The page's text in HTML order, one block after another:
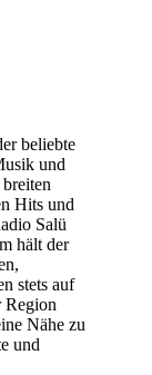
beliebte
und
Hits und
Salü
hält der
stets auf
Region
Nähe zu
und